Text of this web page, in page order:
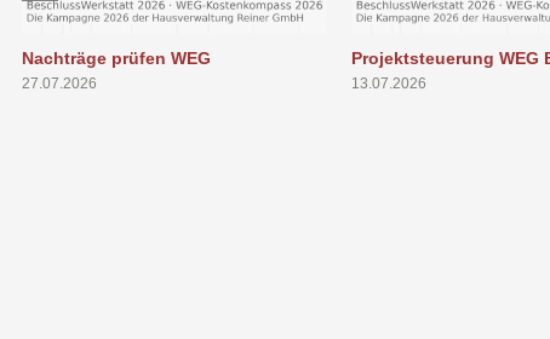
Nachträge prüfen WEG
27.07.2026
Projektsteuerung WEG
13.07.2026